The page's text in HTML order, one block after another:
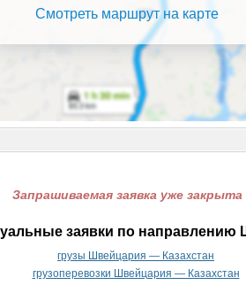
Смотреть маршрут на карте
Запрашиваемая заявка уже закрыта
заявки по
грузы Швейцария — Казахстан
грузоперевозки Швейцария — Казахстан